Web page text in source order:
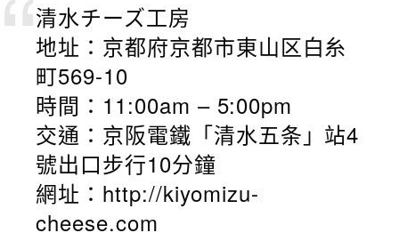
清水チーズ工房​
地址：京都府京都市東山区白糸
町569-10
時間：11:00am – 5:00pm
交通：京阪電鐵「清水五条」站4
號出口步行10分鐘
網址：http://kiyomizu-
cheese.com